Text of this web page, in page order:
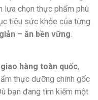
lựa chọn thực phẩm phù
tiêu sức khỏe của từng
– ăn bền vững.
giao hàng toàn quốc,
thực dưỡng chính gốc
bạn đang tìm kiếm một